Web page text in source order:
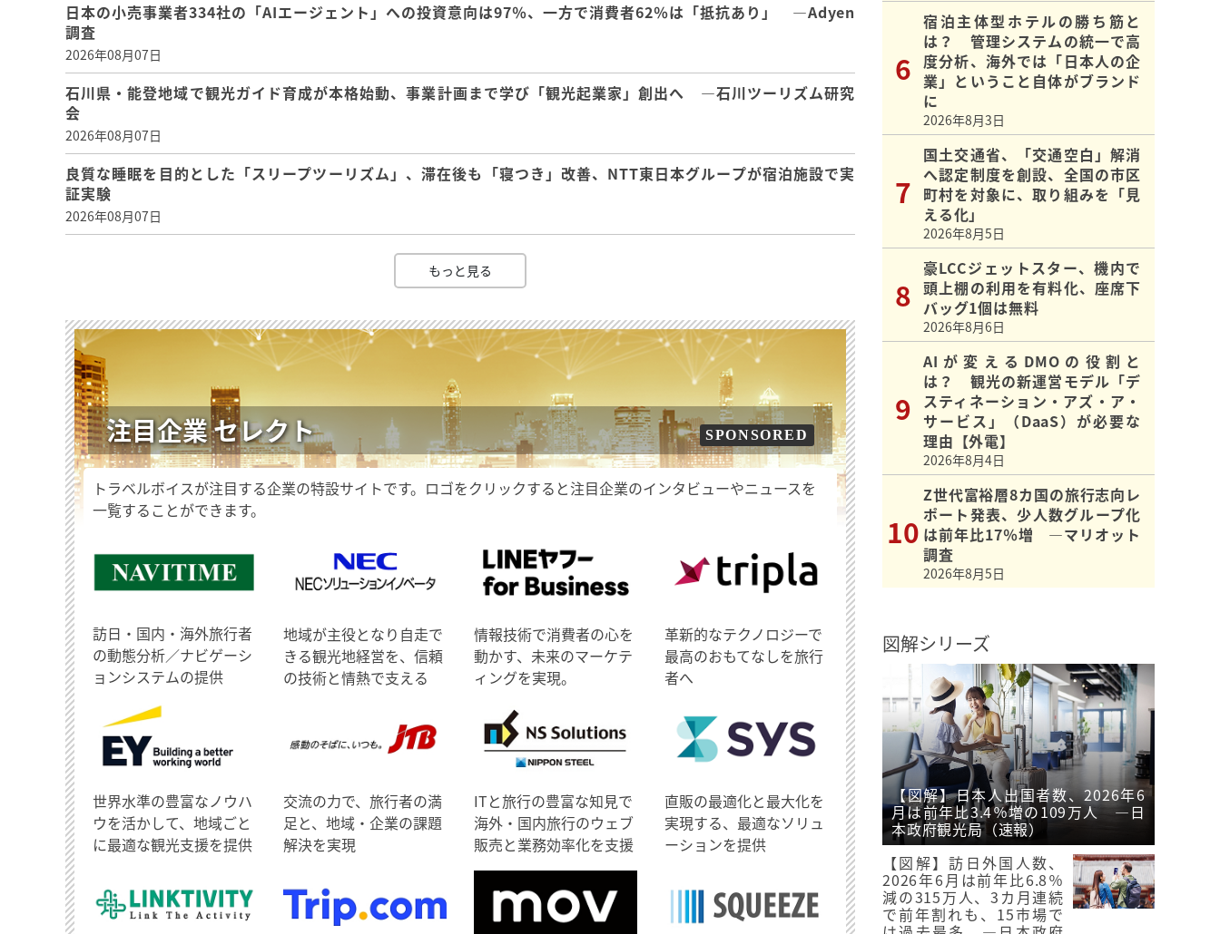
日本の小売事業者334社の「AIエージェント」への投資意向は97％、一方で消費者62％は「抵抗あり」 ―Adyen
調査
2026年08月07日
石川県・能登地域で観光ガイド育成が本格始動、事業計画まで学び「観光起業家」創出へ ―石川ツーリズム研究
会
2026年08月07日
良質な睡眠を目的とした「スリープツーリズム」、滞在後も「寝つき」改善、NTT東日本グループが宿泊施設で実
証実験
2026年08月07日
もっと見る
注目企業 セレクト SPONSORED
トラベルボイスが注目する企業の特設サイトです。ロゴをクリックすると注目企業のインタビューやニュースを
一覧することができます。
訪日・国内・海外旅行者
の動態分析／ナビゲーシ
ョンシステムの提供
地域が主役となり自走で
きる観光地経営を、信頼
の技術と情熱で支える
情報技術で消費者の心を
動かす、未来のマーケテ
ィングを実現。
革新的なテクノロジーで
最高のおもてなしを旅行
者へ
世界水準の豊富なノウハ
ウを活かして、地域ごと
に最適な観光支援を提供
交流の力で、旅行者の満
足と、地域・企業の課題
解決を実現
ITと旅行の豊富な知見で
海外・国内旅行のウェブ
販売と業務効率化を支援
直販の最適化と最大化を
実現する、最適なソリュ
ーションを提供
宿泊主体型ホテルの勝ち筋と
は？ 管理システムの統一で高
度分析、海外では「日本人の企
業」ということ自体がブランド
に
2026年8月3日
国土交通省、「交通空白」解消
へ認定制度を創設、全国の市区
町村を対象に、取り組みを「見
える化」
2026年8月5日
豪LCCジェットスター、機内で
頭上棚の利用を有料化、座席下
バッグ1個は無料
2026年8月6日
AIが変えるDMOの役割と
は？ 観光の新運営モデル「デ
スティネーション・アズ・ア・
サービス」（DaaS）が必要な
理由【外電】
2026年8月4日
Z世代富裕層8カ国の旅行志向レ
ポート発表、少人数グループ化
は前年比17％増 ―マリオット
調査
2026年8月5日
図解シリーズ
【図解】日本人出国者数、2026年6
月は前年比3.4％増の109万人 ―日
本政府観光局（速報）
【図解】訪日外国人数、
2026年6月は前年比6.8％
減の315万人、3カ月連続
で前年割れも、15市場で